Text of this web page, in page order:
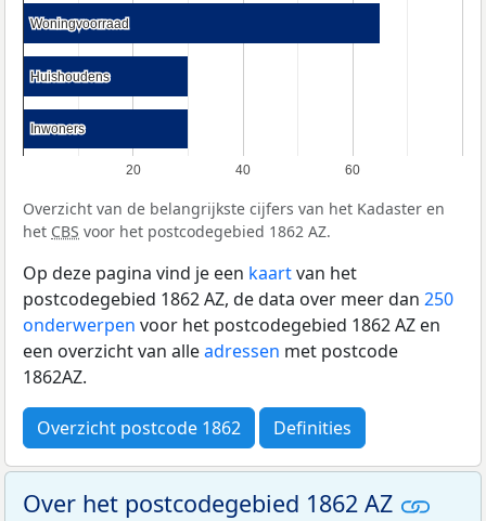
20 40 60
Woningvoorraad
Woningvoorraad
Huishoudens
Huishoudens
Inwoners
Inwoners
Overzicht van de belangrijkste cijfers van het Kadaster en
het CBS voor het postcodegebied 1862 AZ.
Op deze pagina vind je een kaartvan het
postcodegebied 1862 AZ, de data over meer dan 250
onderwerpen voor het postcodegebied 1862 AZ en
een overzicht van alleadressen met postcode
1862AZ.
Overzicht postcode 1862 Definities
Over het postcodegebied 1862 AZ